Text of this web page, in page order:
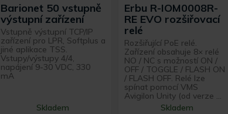
Barionet 50 vstupně
výstupní zařízení
Vstupně výstupní TCP/IP
zařízení pro LPR, Softplus a
jiné aplikace TSS.
Vstupy/výstupy 4/4,
napájení 9-30 VDC, 330
mA
Skladem
Erbu R-IOM0008R-
RE EVO rozšiřovací
relé
Rozšiřující PoE relé.
Zařízení obsahuje 8× relé
NO / NC s možností ON /
OFF / TOGGLE / FLASH ON
/ FLASH OFF. Relé lze
spínat pomocí VMS
Avigilon Unity (od verze ...
Skladem